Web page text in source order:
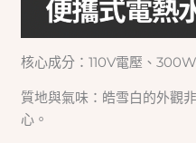
核心成分：110V電壓、
質地與氣味：皓雪白的外觀
心。